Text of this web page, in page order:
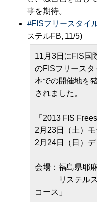
事を期待。
#FISフリースタイ
ステルFB, 11/5)
11月3日にFIS国
のFISフリースタ
本での開催地を
されました。
「2013 FIS
2月23日（土）
2月24日（日）
会場：福島県耶
リステルスキ
コース」